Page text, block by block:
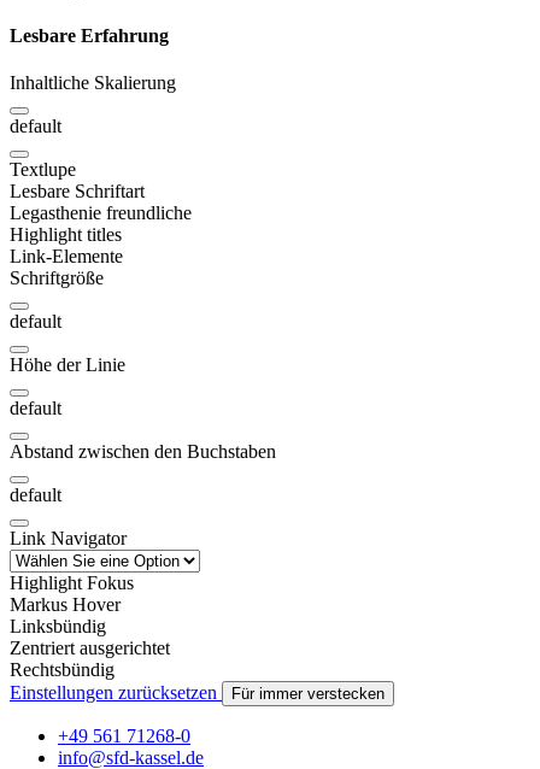
Lesbare Erfahrung
Inhaltliche Skalierung
default
Textlupe
Lesbare Schriftart
Legasthenie freundliche
Highlight titles
Link-Elemente
Schriftgröße
default
Höhe der Linie
default
Abstand zwischen den Buchstaben
default
Link Navigator
Highlight Fokus
Markus Hover
Linksbündig
Zentriert ausgerichtet
Rechtsbündig
Einstellungen zurücksetzen
Für immer verstecken
+49 561 71268-0
info@sfd-kassel.de